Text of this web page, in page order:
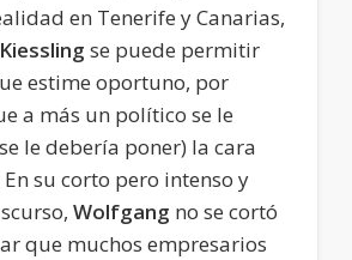
en Tenerife y Canarias,
se puede permitir
estime oportuno, por
a más un político se le
le debería poner) la cara
su corto pero intenso y
Wolfgang no se cortó
que muchos empresarios